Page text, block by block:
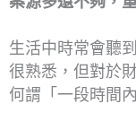
生活中時常會聽
很熟悉，但對於
何謂「一段時間